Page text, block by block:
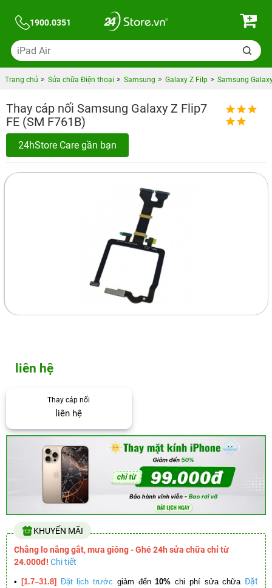
1900.0351
Trang chủ Sửa chữa Điện thoại Samsung Galaxy Z Filp Samsung
Thay cáp nối Samsung Galaxy Z Flip7
FE (SM F761B)
24hStore Care gần bạn
liên hệ
Thay cáp nối
liên hệ
KHUYẾN MÃI
Chẳng lo nắng gắt, mưa giông - Ghé 24h sửa chữa chỉ từ
24.000đ! Chi tiết
• [1.7–31.8] Đặt lịch trước giảm đến10% chi phí sửa chữa Đặt